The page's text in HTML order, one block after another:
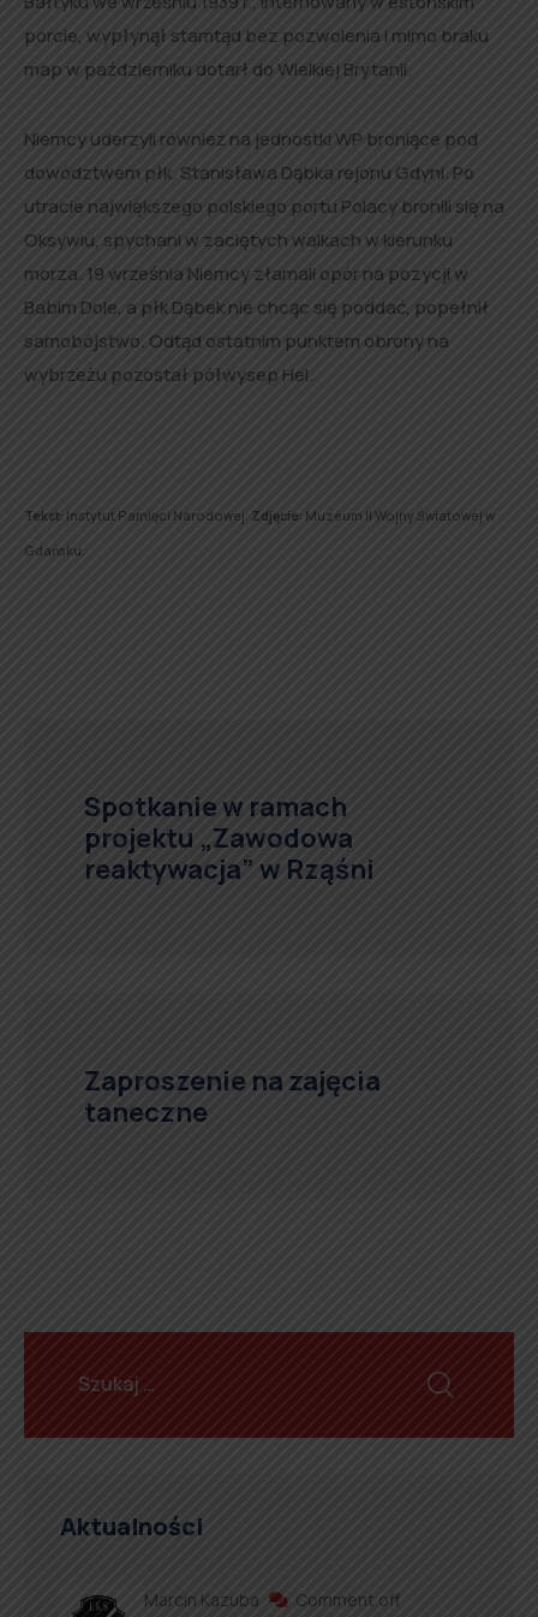
porcie, wypłynął stamtąd bez pozwolenia i mimo braku
map w październiku dotarł do Wielkiej Brytanii.
Niemcy uderzyli również na jednostki WP broniące pod
dowództwem płk. Stanisława Dąbka rejonu Gdyni. Po
utracie największego polskiego portu Polacy bronili się na
Oksywiu, spychani w zaciętych walkach w kierunku
morza. 19 września Niemcy złamali opór na pozycji w
Babim Dole, a płk Dąbek nie chcąc się poddać, popełnił
samobójstwo. Odtąd ostatnim punktem obrony na
wybrzeżu pozostał półwysep Hel.
Tekst: Instytut Pamięci Narodowej. Zdjęcie: Muzeum II Wojny Światowej w
Gdańsku.
Spotkanie w ramach
projektu „Zawodowa
reaktywacja” w Rząśni
Zaproszenie na zajęcia
taneczne
Aktualności
Marcin Kazuba Comment off